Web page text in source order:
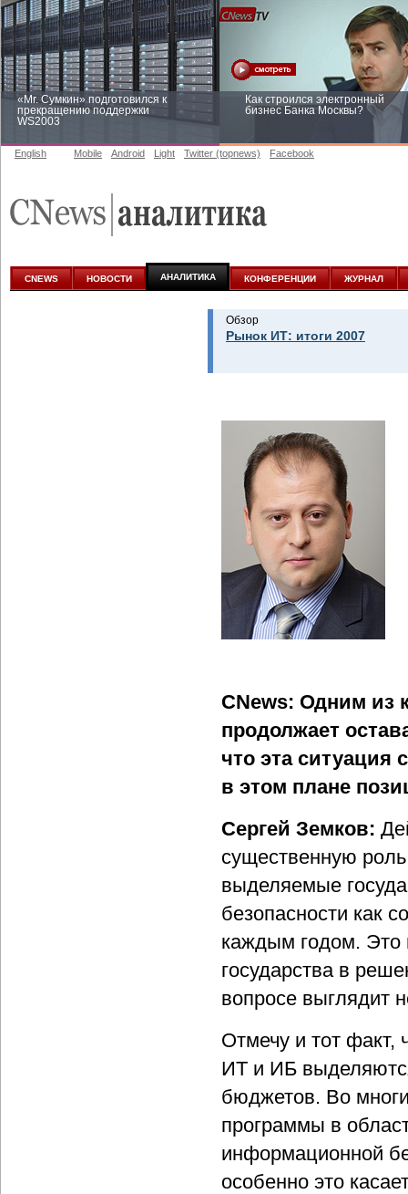
«Mr. Сумкин» подготовился к
прекращению поддержки
WS2003
Как строился электронный
бизнес Банка Москвы?
аналитике
English Mobile Android Light Twitter (topnews) Facebook
CNEWS НОВОСТИ АНАЛИТИКА КОНФЕРЕНЦИИ ЖУРНАЛ
Обзор
Рынок ИТ: итоги 2007
CNews: Одним из
продолжает
что эта ситуация
в этом плане
Сергей Земков:
существенную
выделяемые
безопасности как
каждым годом. Это
государства в
вопросе выглядит
Отмечу и тот
ИТ и ИБ
бюджетов. Во
программы в
информационной
особенно это